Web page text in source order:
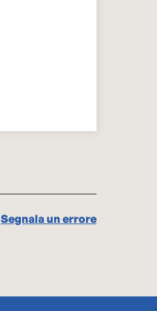
Segnala un errore